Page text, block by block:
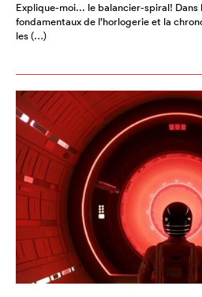
Explique-moi... le balancier-spiral! Dans
fondamentaux de l’horlogerie et la
les (…)